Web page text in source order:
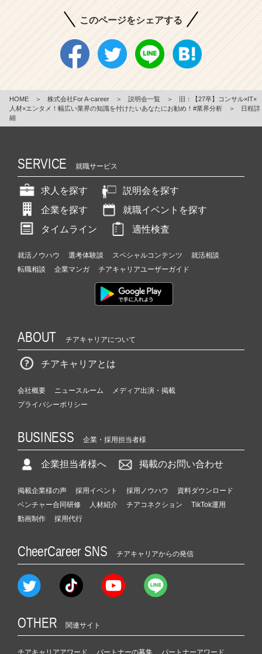
このページをシェアする
HOME ＞ 株式会社For A-career ＞ 説明会一覧 ＞
旧：【27卒】コンサル×IT×
人材×エンタメ！幅広い業界の知識を付けたいあなたにお勧め！#業界分析
＞
日程詳
細
SERVICE 就職サービス
求人を探す
説明会を探す
企業を探す
就職イベントを探す
タイムライン
適性検査
就活ノウハウ 選考体験談 スペシャルコンテンツ
就活相談
転職相談
企業マンガ チアキャリアユーザーガイド
ABOUT チアキャリアについて
チアキャリアとは
会社概要 ニュースルーム
メディア出演・掲載
プライバシーポリシー
BUSINESS 企業・採用担当者様
企業担当者様へ 掲載のお問い合わせ
掲載企業様の声 採用イベント 採用ノウハウ
資料ダウンロード
ベンチャー合同研修
人材紹介 チアコネクション
TikTok運用
動画制作
採用代行
CheerCareer SNS チアキャリアからの発信
OTHER 関連サイト
チアキャリアアワード パートナーの募集 パートナーアワード